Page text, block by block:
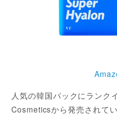
人気の韓国パックにランク
Cosmeticsから発売されて